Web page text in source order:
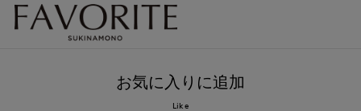
お気に入りに追加
Like